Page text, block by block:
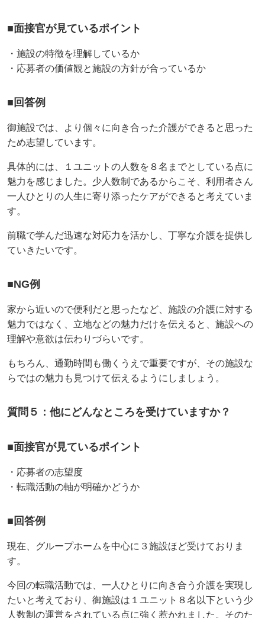
■面接官が見ているポイント
・施設の特徴を理解しているか
・応募者の価値観と施設の方針が合っているか
■回答例
御施設では、より個々に向き合った介護ができると思った
ため志望しています。
具体的には、１ユニットの人数を８名までとしている点に
魅力を感じました。少人数制であるからこそ、利用者さん
一人ひとりの人生に寄り添ったケアができると考えていま
す。
前職で学んだ迅速な対応力を活かし、丁寧な介護を提供し
ていきたいです。
■NG例
家から近いので便利だと思ったなど、施設の介護に対する
魅力ではなく、立地などの魅力だけを伝えると、施設への
理解や意欲は伝わりづらいです。
もちろん、通勤時間も働くうえで重要ですが、その施設な
らではの魅力も見つけて伝えるようにしましょう。
質問５：他にどんなところを受けていますか？
■面接官が見ているポイント
・応募者の志望度
・転職活動の軸が明確かどうか
■回答例
現在、グループホームを中心に３施設ほど受けておりま
す。
今回の転職活動では、一人ひとりに向き合う介護を実現し
たいと考えており、御施設は１ユニット８名以下という少
人数制の運営をされている点に強く惹かれました。そのた